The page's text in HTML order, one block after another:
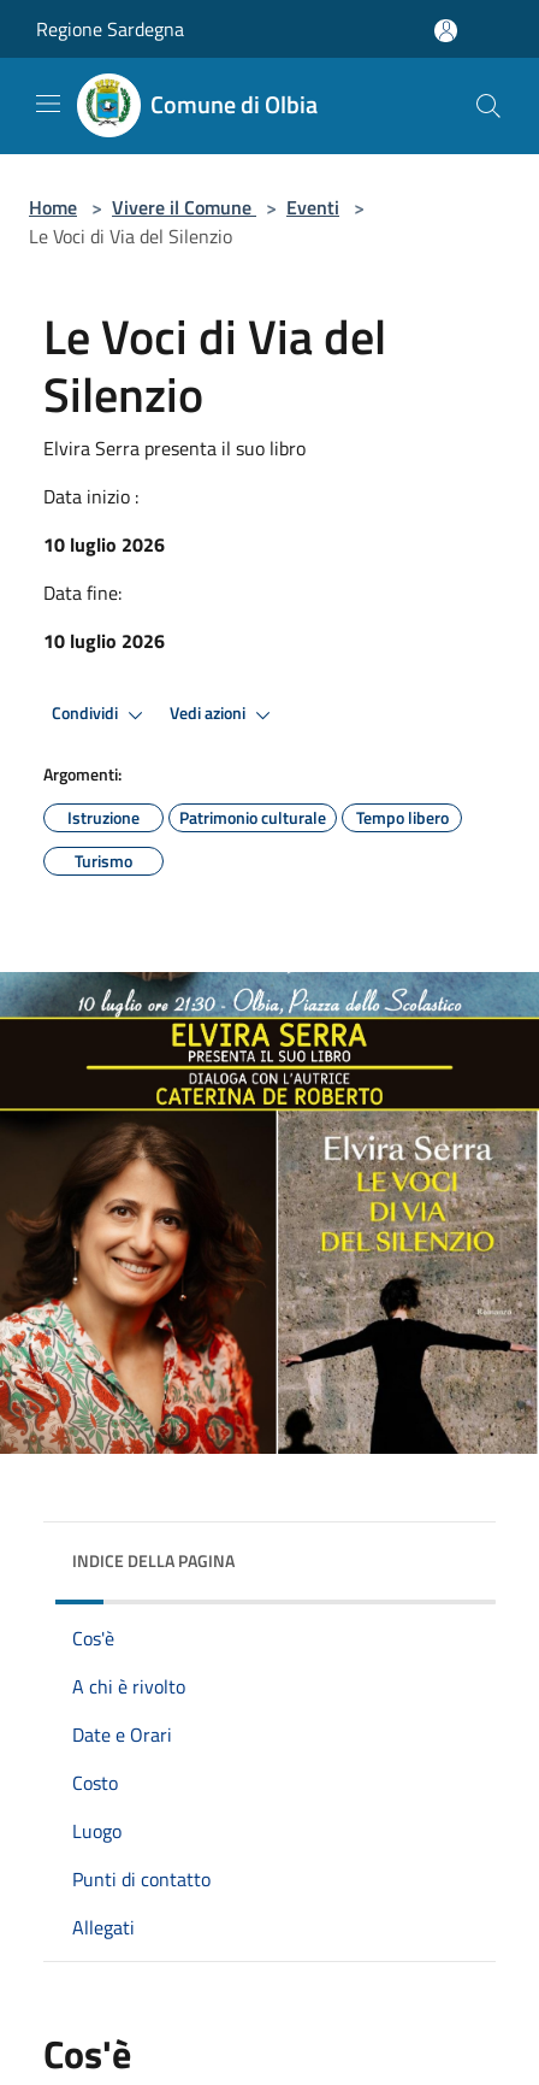
Regione Sardegna
Comune di Olbia
Home > Vivere il Comune > Eventi >
Le Voci di Via del Silenzio
Le Voci di Via del
Silenzio
Elvira Serra presenta il suo libro
Data inizio :
10 luglio 2026
Data fine:
10 luglio 2026
Condividi Vedi azioni
Argomenti:
Istruzione
Patrimonio culturale
Tempo libero
Turismo
INDICE DELLA PAGINA
Cos'è
A chi è rivolto
Date e Orari
Costo
Luogo
Punti di contatto
Allegati
Cos'è